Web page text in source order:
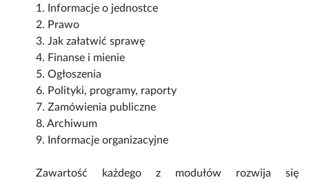
1. Informacje o jednostce
2. Prawo
3. Jak załatwić sprawę
4. Finanse i mienie
5. Ogłoszenia
6. Polityki, programy, raporty
7. Zamówienia publiczne
8. Archiwum
9. Informacje organizacyjne
Zawartość każdego z modułów rozwija się